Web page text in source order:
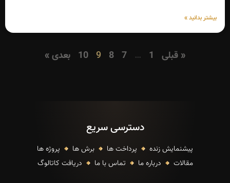
بیشتر بدانید »
« قبلی 1
…
7
8
9
10 بعدی »
دسترسی سریع
پیشنمایش زنده پرداخت ها برش ها
پروژه ها
مقالات
درباره ما تماس با ما دریافت کاتالوگ